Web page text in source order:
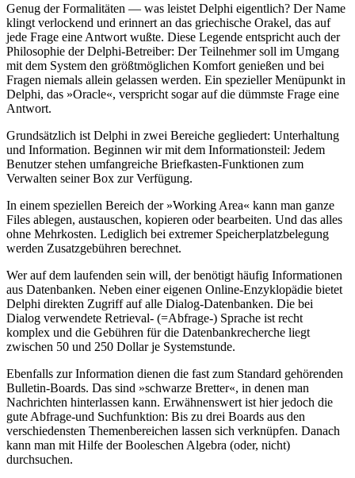
Genug der Formalitäten — was leistet Delphi eigentlich? Der Name
klingt verlockend und erinnert an das griechische Orakel, das auf
jede Frage eine Antwort wußte. Diese Legende entspricht auch der
Philosophie der Delphi-Betreiber: Der Teilnehmer soll im Umgang
mit dem System den größtmöglichen Komfort genießen und bei
Fragen niemals allein gelassen werden. Ein spezieller Menüpunkt in
Delphi, das »Oracle«, verspricht sogar auf die dümmste Frage eine
Antwort.
Grundsätzlich ist Delphi in zwei Bereiche gegliedert: Unterhaltung
und Information. Beginnen wir mit dem Informationsteil: Jedem
Benutzer stehen umfangreiche Briefkasten-Funktionen zum
Verwalten seiner Box zur Verfügung.
In einem speziellen Bereich der »Working Area« kann man ganze
Files ablegen, austauschen, kopieren oder bearbeiten. Und das alles
ohne Mehrkosten. Lediglich bei extremer Speicherplatzbelegung
werden Zusatzgebühren berechnet.
Wer auf dem laufenden sein will, der benötigt häufig Informationen
aus Datenbanken. Neben einer eigenen Online-Enzyklopädie bietet
Delphi direkten Zugriff auf alle Dialog-Datenbanken. Die bei
Dialog verwendete Retrieval- (=Abfrage-) Sprache ist recht
komplex und die Gebühren für die Datenbankrecherche liegt
zwischen 50 und 250 Dollar je Systemstunde.
Ebenfalls zur Information dienen die fast zum Standard gehörenden
Bulletin-Boards. Das sind »schwarze Bretter«, in denen man
Nachrichten hinterlassen kann. Erwähnenswert ist hier jedoch die
gute Abfrage-und Suchfunktion: Bis zu drei Boards aus den
verschiedensten Themenbereichen lassen sich verknüpfen. Danach
kann man mit Hilfe der Booleschen Algebra (oder, nicht)
durchsuchen.